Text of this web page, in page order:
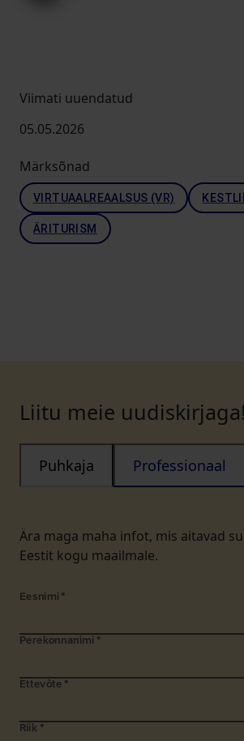
Viimati uuendatud
05.05.2026
Märksõnad
VIRTUAALREAALSUS (VR)
ÄRITURISM
Liitu meie uudiskirjaga!
Ära maga maha infot, mis aitavad
Eestit kogu maailmale.
Puhkaja Professionaal
Eesnimi *
Perekonnanimi *
Ettevõte *
Riik *